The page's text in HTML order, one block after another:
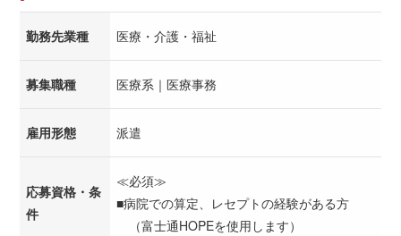
勤務先業種 医療・介護・福祉
募集職種 医療系｜医療事務
雇用形態 派遣
応募資格・条
件
≪必須≫
■病院での算定、レセプトの経験がある方
（富士通HOPEを使用します）